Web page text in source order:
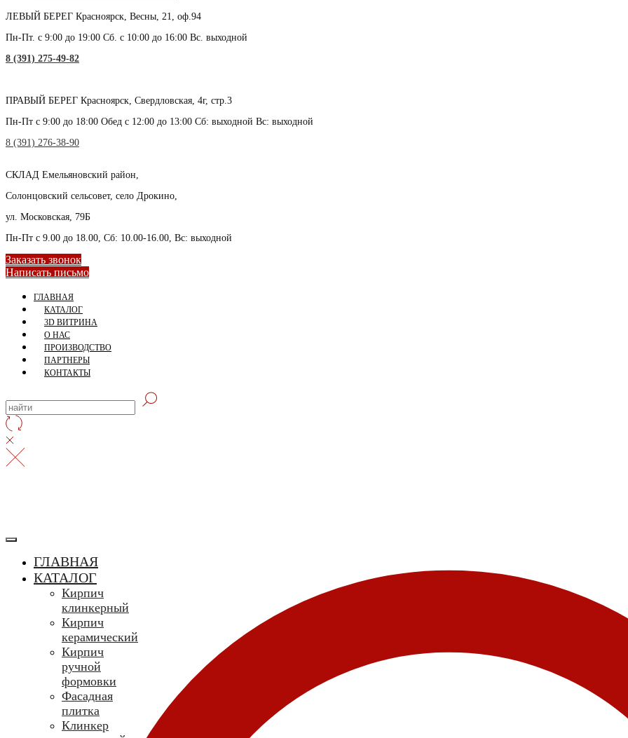
ЛЕВЫЙ БЕРЕГ Красноярск, Весны, 21, оф.94
Пн-Пт. с 9:00 до 19:00 Сб. с 10:00 до 16:00 Вс. выходной
8 (391) 275-49-82
ПРАВЫЙ БЕРЕГ Красноярск, Свердловская, 4г, стр.3
Пн-Пт с 9:00 до 18:00 Обед с 12:00 до 13:00 Сб: выходной Вс: выходной
8 (391) 276-38-90
СКЛАД Емельяновский район,
Солонцовский сельсовет, село Дрокино,
ул. Московская, 79Б
Пн-Пт с 9.00 до 18.00, Сб: 10.00-16.00, Вс: выходной
Заказать звонок
Написать письмо
ГЛАВНАЯ
КАТАЛОГ
3D ВИТРИНА
О НАС
ПРОИЗВОДСТВО
ПАРТНЕРЫ
КОНТАКТЫ
ГЛАВНАЯ
КАТАЛОГ
Кирпич
клинкерный
Кирпич
керамический
Кирпич
ручной
формовки
Фасадная
плитка
Клинкер